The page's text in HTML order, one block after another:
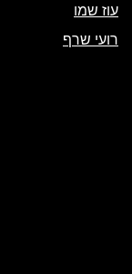
עוז שמו
רועי שרף